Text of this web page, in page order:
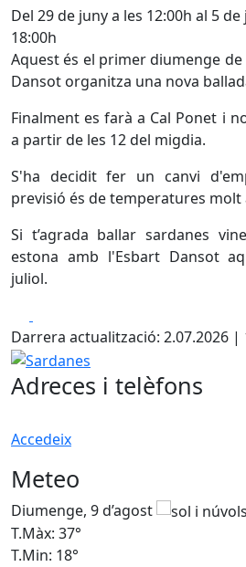
Del 29 de juny a les 12:00h al 5
18:00h
Aquest és el primer diumenge
Dansot organitza una nova
Finalment es farà a Cal Ponet i
a partir de les 12 del migdia.
S'ha decidit fer un canvi
previsió és de temperatures molt
Si t’agrada ballar sardanes
estona amb l'Esbart Dansot
juliol.
Darrera actualització: 2.07.2026 |
Sardanes
Adreces i telèfons
Accedeix
Meteo
Diumenge, 9 d’agost
T.Màx: 37°
T.Min: 18°